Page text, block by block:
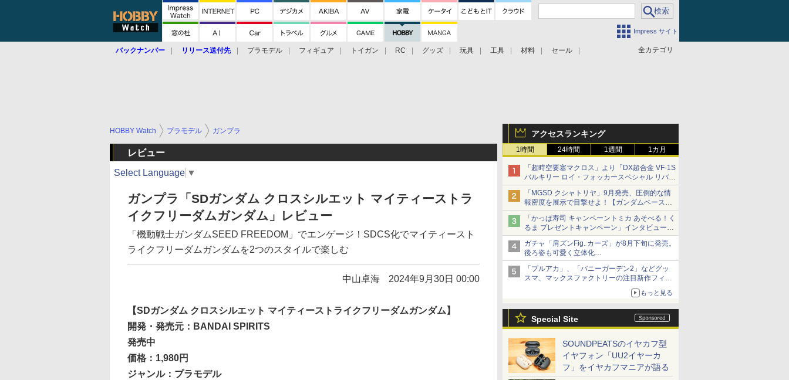
Impress サイト
全カテゴリ
バックナンバー リリース送付先 プラモデル フィギュア トイガン RC グッズ 玩具 工具 材料 セール
アクセスランキング
1時間 24時間 1週間 1カ月
「超時空要塞マクロス」より「DX超合金 VF-1S
バルキリー ロイ・フォッカースペシャル リバイ
バルVer.」本日発売！
「MGSD クシャトリヤ」9月発売、圧倒的な情
報密度を展示で目撃せよ！【ガンダムベース撮
り下ろし】
「かっぱ寿司 キャンペーントミカ あそべる！く
るま プレゼントキャンペーン」インタビュー
子どもが楽しめるかっぱ寿司ならではの体験と
コラボの楽しさを追求
ガチャ「肩ズンFig. カーズ」が8月下旬に発売。
後ろ姿も可愛く立体化
ライトニング・マックィーンやメーターなど4
種がラインナップ
「ブルアカ」、「バニーガーデン2」などグッ
スマ、マックスファクトリーの注目新作フィギ
ュアが展示【ホビーメーカー合同展示会】
もっと見る
Special Site
SOUNDPEATSのイヤカフ型
イヤフォン「UU2イヤーカ
フ」をイヤカフマニアが語る
HOBBY Watch プラモデル ガンプラ
レビュー
Select Language ▼
ガンプラ「SDガンダム クロスシルエット マイティーストラ
イクフリーダムガンダム」レビュー
「機動戦士ガンダムSEED FREEDOM」でエンゲージ！SDCS化でマイティースト
ライクフリーダムガンダムを2つのスタイルで楽しむ
中山卓海 2024年9月30日 00:00
【SDガンダム クロスシルエット マイティーストライクフリーダムガンダム】
開発・発売元：BANDAI SPIRITS
発売中
価格：1,980円
ジャンル：プラモデル